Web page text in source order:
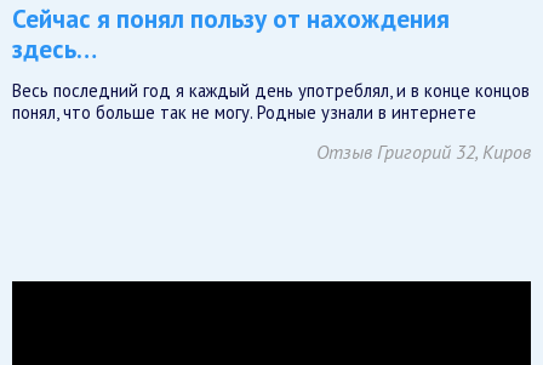
Сейчас я понял пользу от нахождения
здесь…
Весь последний год я каждый день употреблял, и в конце концов
понял, что больше так не могу. Родные узнали в интернете
Отзыв Григорий 32, Киров